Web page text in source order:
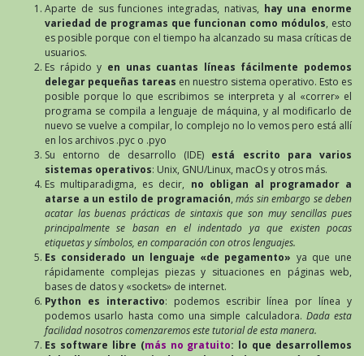
Aparte de sus funciones integradas, nativas, hay una enorme
variedad de programas que funcionan como módulos, esto
es posible porque con el tiempo ha alcanzado su masa críticas de
usuarios.
Es rápido y en unas cuantas líneas fácilmente podemos
delegar pequeñas tareas en nuestro sistema operativo. Esto es
posible porque lo que escribimos se interpreta y al «correr» el
programa se compila a lenguaje de máquina, y al modificarlo de
nuevo se vuelve a compilar, lo complejo no lo vemos pero está allí
en los archivos .pyc o .pyo
Su entorno de desarrollo (IDE) está escrito para varios
sistemas operativos: Unix, GNU/Linux, macOs y otros más.
Es multiparadigma, es decir, no obligan al programador a
atarse a un estilo de programación, más sin embargo se deben
acatar las buenas prácticas de sintaxis que son muy sencillas pues
principalmente se basan en el indentado ya que existen pocas
etiquetas y símbolos, en comparación con otros lenguajes.
Es considerado un lenguaje «de pegamento» ya que une
rápidamente complejas piezas y situaciones en páginas web,
bases de datos y «sockets» de internet.
Python es interactivo: podemos escribir línea por línea y
podemos usarlo hasta como una simple calculadora. Dada esta
facilidad nosotros comenzaremos este tutorial de esta manera.
Es software libre (más no gratuito: lo que desarrollemos